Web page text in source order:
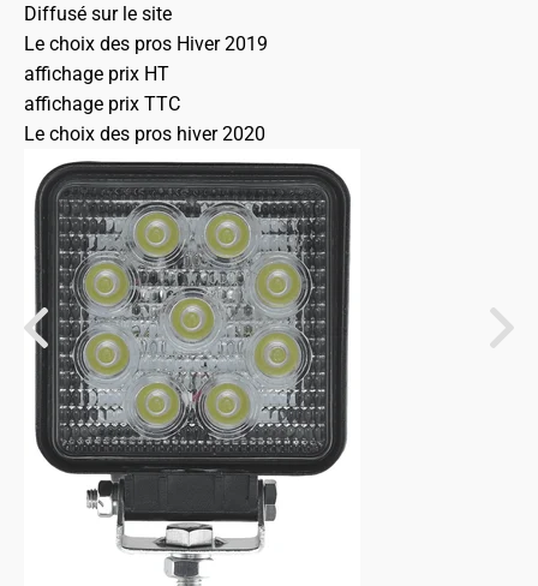
Diffusé sur le site
Le choix des pros Hiver 2019
affichage prix HT
affichage prix TTC
Le choix des pros hiver 2020